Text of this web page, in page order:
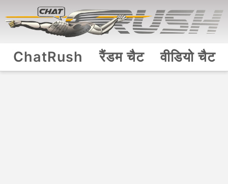
ChatRush रैंडम चैट वीडियो चैट